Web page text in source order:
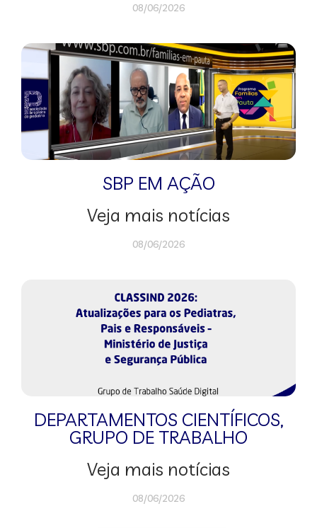
08/06/2026
SBP EM AÇÃO
Veja mais notícias
08/06/2026
DEPARTAMENTOS CIENTÍFICOS,
GRUPO DE TRABALHO
Veja mais notícias
08/06/2026